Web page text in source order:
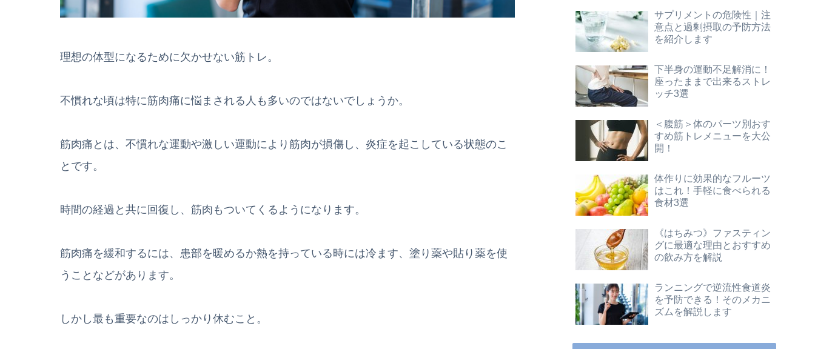
理想の体型になるために欠かせない筋トレ。
不慣れな頃は特に筋肉痛に悩まされる人も多いのではないでしょうか。
筋肉痛とは、不慣れな運動や激しい運動により筋肉が損傷し、炎症を起こしている状態のこ
とです。
時間の経過と共に回復し、筋肉もついてくるようになります。
筋肉痛を緩和するには、患部を暖めるか熱を持っている時には冷ます、塗り薬や貼り薬を使
うことなどがあります。
しかし最も重要なのはしっかり休むこと。
サプリメントの危険性｜注
意点と過剰摂取の予防方法
を紹介します
下半身の運動不足解消に！
座ったままで出来るストレ
ッチ3選
＜腹筋＞体のパーツ別おす
すめ筋トレメニューを大公
開！
体作りに効果的なフルーツ
はこれ！手軽に食べられる
食材3選
《はちみつ》ファスティン
グに最適な理由とおすすめ
の飲み方を解説
ランニングで逆流性食道炎
を予防できる！そのメカニ
ズムを解説します